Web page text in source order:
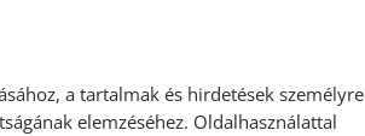
a tartalmak és hirdetések személyre
elemzéséhez. Oldalhasználattal